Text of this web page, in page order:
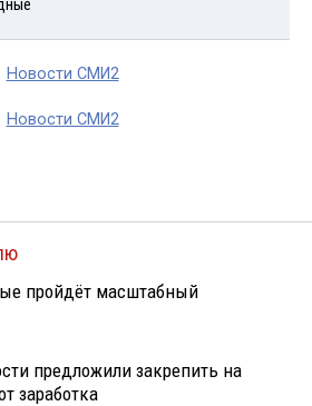
Новости СМИ2
Новости СМИ2
пройдёт масштабный
предложили закрепить на
заработка